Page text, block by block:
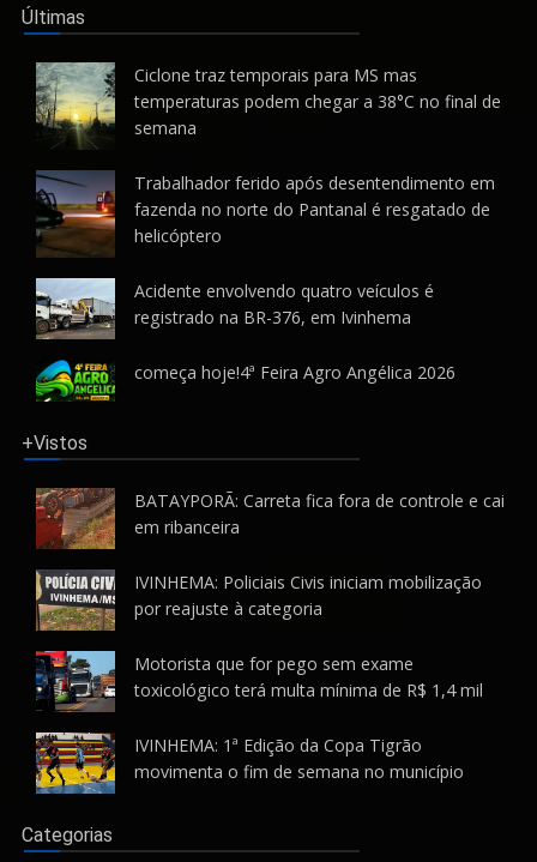
Últimas
Ciclone traz temporais para MS mas
temperaturas podem chegar a 38°C no final de
semana
Trabalhador ferido após desentendimento em
fazenda no norte do Pantanal é resgatado de
helicóptero
Acidente envolvendo quatro veículos é
registrado na BR-376, em Ivinhema
começa hoje!4ª Feira Agro Angélica 2026
+Vistos
BATAYPORÃ: Carreta fica fora de controle e cai
em ribanceira
IVINHEMA: Policiais Civis iniciam mobilização
por reajuste à categoria
Motorista que for pego sem exame
toxicológico terá multa mínima de R$ 1,4 mil
IVINHEMA: 1ª Edição da Copa Tigrão
movimenta o fim de semana no município
Categorias